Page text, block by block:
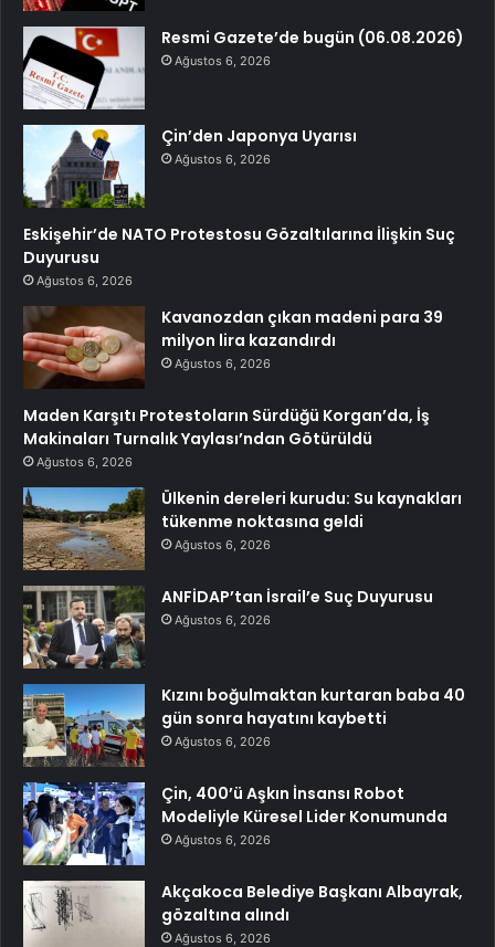
Resmi Gazete’de bugün (06.08.2026)
Ağustos 6, 2026
Çin’den Japonya Uyarısı
Ağustos 6, 2026
Eskişehir’de NATO Protestosu Gözaltılarına İlişkin Suç
Duyurusu
Ağustos 6, 2026
Kavanozdan çıkan madeni para 39
milyon lira kazandırdı
Ağustos 6, 2026
Maden Karşıtı Protestoların Sürdüğü Korgan’da, İş
Makinaları Turnalık Yaylası’ndan Götürüldü
Ağustos 6, 2026
Ülkenin dereleri kurudu: Su kaynakları
tükenme noktasına geldi
Ağustos 6, 2026
ANFİDAP’tan İsrail’e Suç Duyurusu
Ağustos 6, 2026
Kızını boğulmaktan kurtaran baba 40
gün sonra hayatını kaybetti
Ağustos 6, 2026
Çin, 400’ü Aşkın İnsansı Robot
Modeliyle Küresel Lider Konumunda
Ağustos 6, 2026
Akçakoca Belediye Başkanı Albayrak,
gözaltına alındı
Ağustos 6, 2026